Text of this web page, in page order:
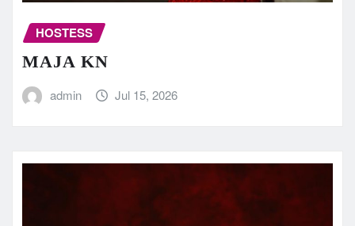
HOSTESS
MAJA KN
admin Jul 15, 2026